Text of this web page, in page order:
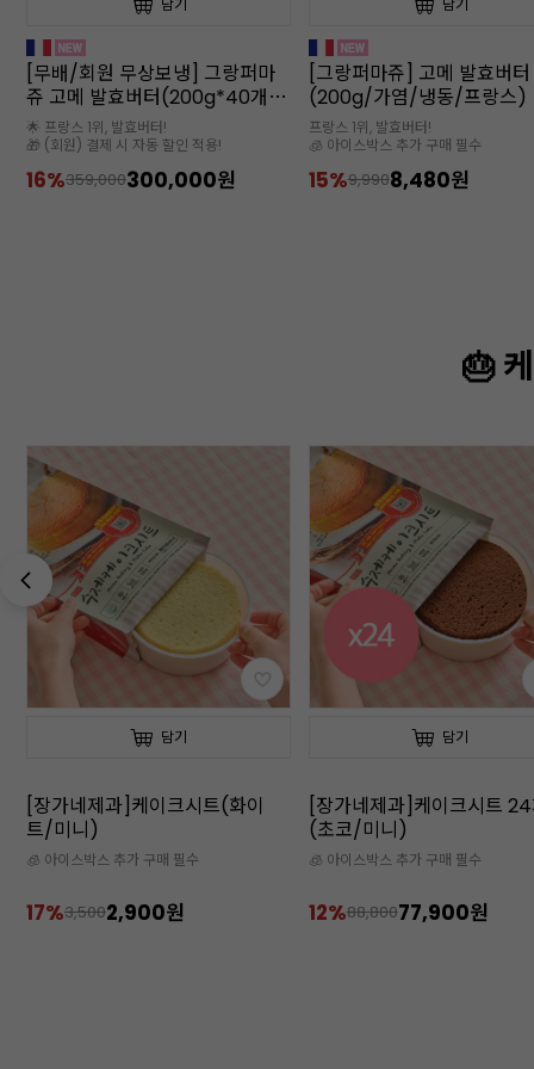
담기
[무배/회원 무상보냉] 그랑퍼마
쥬 고메 발효버터(200g*40개
입/가염/냉동/프랑스)
🌟 프랑스 1위, 발효버터!
🎁 (회원) 결제 시 자동 할인 적용!
16%359,000300,000원
담기
[그랑퍼마쥬] 고메 발효버터
(200g/가염/냉동/프랑스)
프랑스 1위, 발효버터!
🧊 아이스박스 추가 구매 필수
15%9,9908,480원
🎂
담기
[장가네제과]케이크시트(화이
트/미니)
🧊 아이스박스 추가 구매 필수
17%3,5002,900원
담기
[장가네제과]케이크시트
(초코/미니)
🧊 아이스박스 추가 구매 필수
12%88,80077,900원